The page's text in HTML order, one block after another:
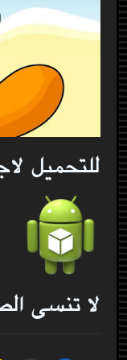
للتحميل
لا تنسى